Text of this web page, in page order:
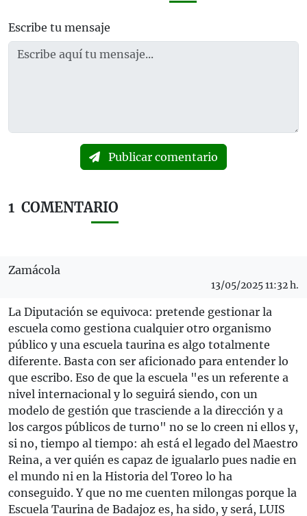
Escribe tu mensaje
Publicar comentario
1 COMENTARIO
Zamácola
13/05/2025 11:32 h.
La Diputación se equivoca: pretende gestionar la
escuela como gestiona cualquier otro organismo
público y una escuela taurina es algo totalmente
diferente. Basta con ser aficionado para entender lo
que escribo. Eso de que la escuela "es un referente a
nivel internacional y lo seguirá siendo, con un
modelo de gestión que trasciende a la dirección y a
los cargos públicos de turno" no se lo creen ni ellos y,
si no, tiempo al tiempo: ah está el legado del Maestro
Reina, a ver quién es capaz de igualarlo pues nadie en
el mundo ni en la Historia del Toreo lo ha
conseguido. Y que no me cuenten milongas porque la
Escuela Taurina de Badajoz es, ha sido, y será, LUIS